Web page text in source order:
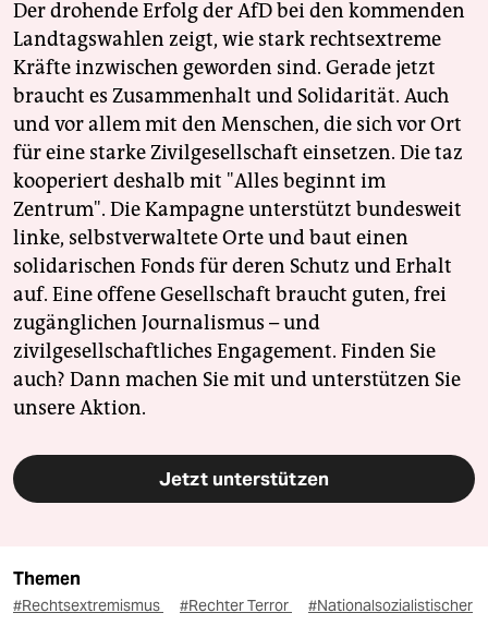
Der drohende Erfolg der AfD bei den kommenden
Landtagswahlen zeigt, wie stark rechtsextreme
Kräfte inzwischen geworden sind. Gerade jetzt
braucht es Zusammenhalt und Solidarität. Auch
und vor allem mit den Menschen, die sich vor Ort
für eine starke Zivilgesellschaft einsetzen. Die taz
kooperiert deshalb mit "Alles beginnt im
Zentrum". Die Kampagne unterstützt bundesweit
linke, selbstverwaltete Orte und baut einen
solidarischen Fonds für deren Schutz und Erhalt
auf. Eine offene Gesellschaft braucht guten, frei
zugänglichen Journalismus – und
zivilgesellschaftliches Engagement. Finden Sie
auch? Dann machen Sie mit und unterstützen Sie
unsere Aktion.
Jetzt unterstützen
Themen
#Rechtsextremismus #Rechter Terror
#Nationalsozialistischer